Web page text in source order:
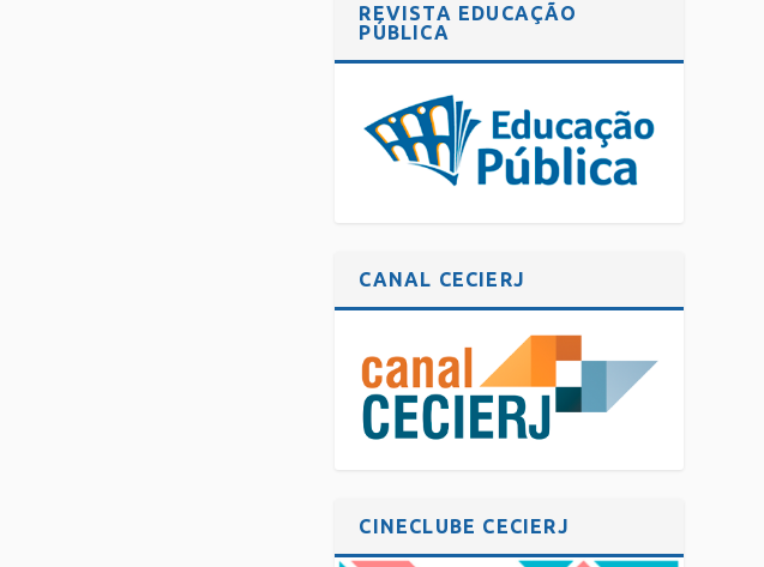
REVISTA EDUCAÇÃO
PÚBLICA
CANAL CECIERJ
CINECLUBE CECIERJ